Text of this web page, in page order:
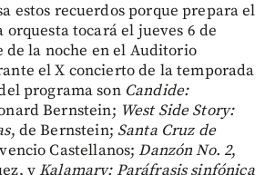
estos recuerdos porque prepara el
tocará el jueves 6 de
de la noche en el Auditorio
el X concierto de la temporada
programa son Candide:
Bernstein; West Side Story:
, de Bernstein; Santa Cruz de
Castellanos;Danzón No. 2,
yKalamary: Paráfrasis sinfónica